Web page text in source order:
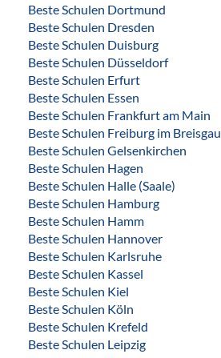
Beste Schulen Dortmund
Beste Schulen Dresden
Beste Schulen Duisburg
Beste Schulen Düsseldorf
Beste Schulen Erfurt
Beste Schulen Essen
Beste Schulen Frankfurt am Main
Beste Schulen Freiburg im Breisgau
Beste Schulen Gelsenkirchen
Beste Schulen Hagen
Beste Schulen Halle (Saale)
Beste Schulen Hamburg
Beste Schulen Hamm
Beste Schulen Hannover
Beste Schulen Karlsruhe
Beste Schulen Kassel
Beste Schulen Kiel
Beste Schulen Köln
Beste Schulen Krefeld
Beste Schulen Leipzig